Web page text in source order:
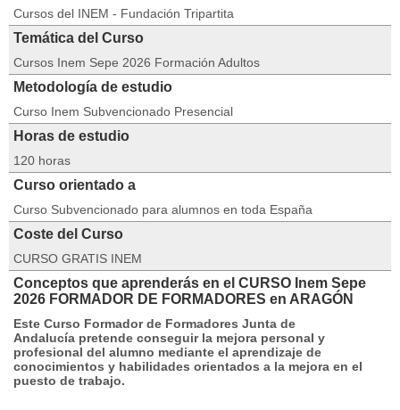
Cursos del INEM - Fundación Tripartita
Temática del Curso
Cursos Inem Sepe 2026 Formación Adultos
Metodología de estudio
Curso Inem Subvencionado Presencial
Horas de estudio
120 horas
Curso orientado a
Curso Subvencionado para alumnos en toda España
Coste del Curso
CURSO GRATIS INEM
Conceptos que aprenderás en el CURSO Inem Sepe
2026 FORMADOR DE FORMADORES en ARAGÓN
Este Curso Formador de Formadores Junta de
Andalucía pretende conseguir la mejora personal y
profesional del alumno mediante el aprendizaje de
conocimientos y habilidades orientados a la mejora en el
puesto de trabajo.